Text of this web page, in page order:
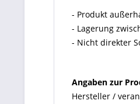
- Produkt
- Lagerung
- Nicht direkter
Angaben zur
Hersteller /